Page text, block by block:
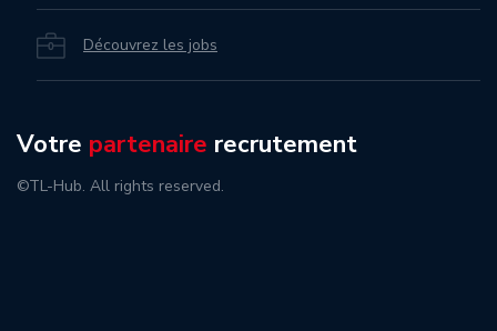
Découvrez les jobs
Votre partenaire recrutement
©TL-Hub. All rights reserved.